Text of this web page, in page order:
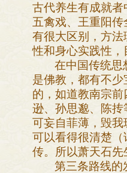
古代养生有成就
五禽戏、王重阳
有很大区别，方
性和身心实践性，
在中国传统思
是佛教，都有不
的，如道教南宗
逊、孙思邈、陈
可妄自菲薄，毁
可以看得很清楚
传。所以萧天石
第三条路线的